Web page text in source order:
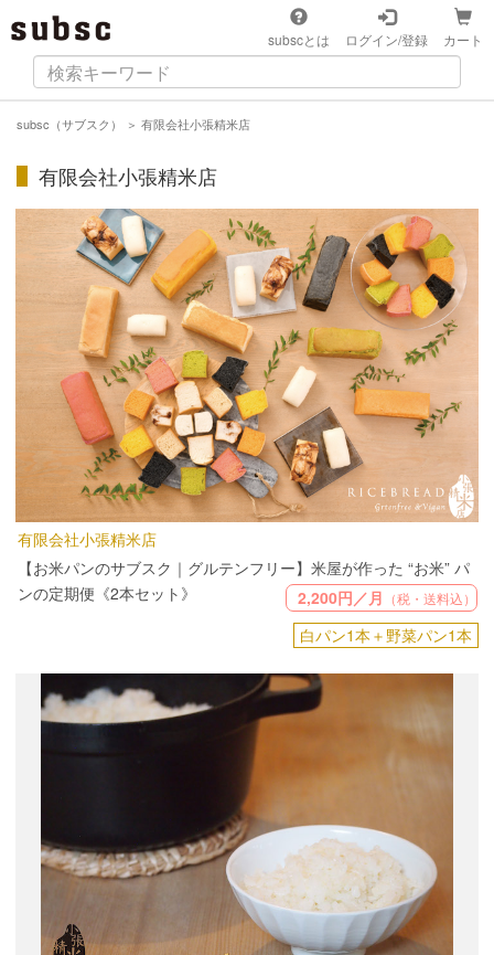
subscとは ログイン/登録 カート
subsc（サブスク） ＞ 有限会社小張精米店
有限会社小張精米店
有限会社小張精米店
【お米パンのサブスク｜グルテンフリー】米屋が作った “お米” パ
ンの定期便《2本セット》
2,200円／月 （税・送料込）
白パン1本＋野菜パン1本